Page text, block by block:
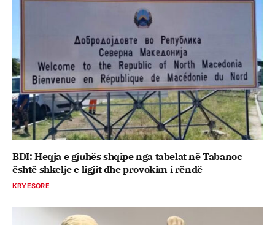
BDI: Heqja e gjuhës shqipe nga tabelat në Tabanoc
është shkelje e ligjit dhe provokim i rëndë
KRYESORE